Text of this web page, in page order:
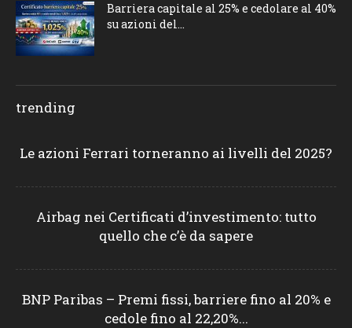
Barriera capitale al 25% e cedolare al 40%
su azioni del...
trending
Le azioni Ferrari torneranno ai livelli del 2025?
Airbag nei Certificati d’investimento: tutto
quello che c’è da sapere
BNP Paribas – Premi fissi, barriere fino al 20% e
cedole fino al 22,20%...